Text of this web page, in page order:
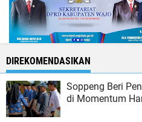
DIREKOMENDASIKAN
Soppeng Beri
di Momentum